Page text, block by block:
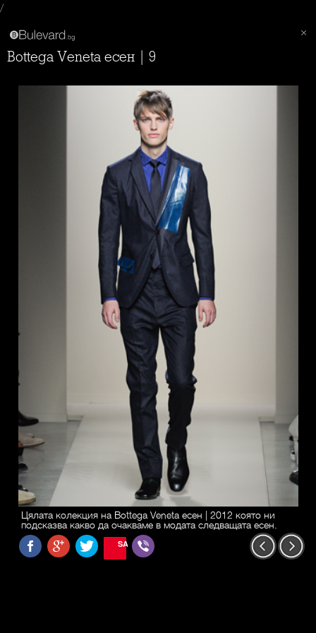
/
Bottega Veneta есен | 9
Цялата колекция на Bottega Veneta есен | 2012 която ни
подсказва какво да очакваме в модата следващата есен.
SAVE